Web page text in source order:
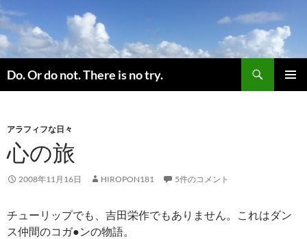
コ
ン
テ
ン
ツ
へ
プ
Do. Or do not. There is no try.
索
アラフィフな日々
心の旅
2008年11月16日 HIROPON181 5件のコメント
チューリップでも、吉田栄作でもありません。これはダン
ス仲間のコガ●ンの物語。